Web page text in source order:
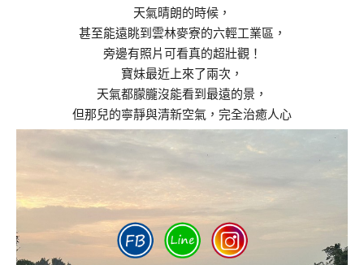
天氣晴朗的時候，
甚至能遠眺到雲林麥寮的六輕工業區，
旁邊有照片可看真的超壯觀！
寶妹最近上來了兩次，
天氣都朦朧沒能看到最遠的景，
但那兒的寧靜與清新空氣，完全治癒人心